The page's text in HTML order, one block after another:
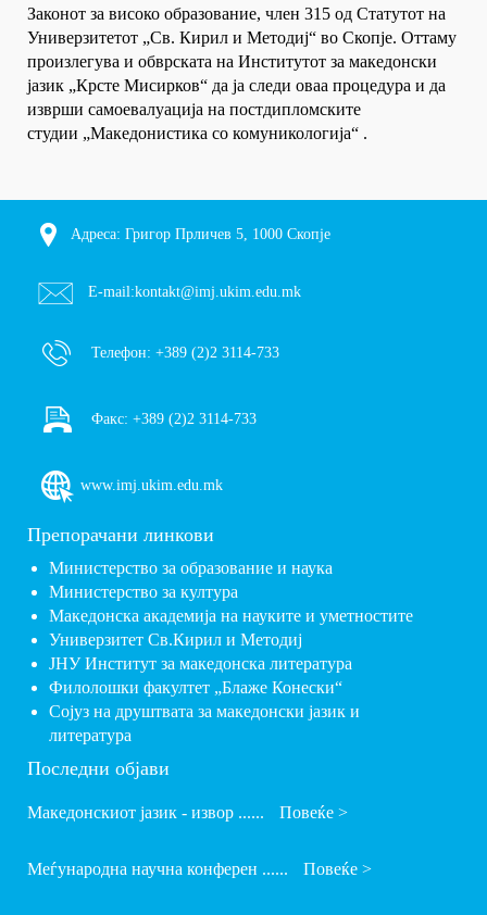
Законот за високо образование, член 315 од Статутот на
Универзитетот „Св. Кирил и Методиј“ во Скопје. Оттаму
произлегува и обврската на Институтот за македонски
јазик „Крсте Мисирков“ да ја следи оваа процедура и да
изврши самоевалуација на постдипломските
студии „Македонистика со комуникологија“ .
Адреса: Григор Прличев 5, 1000 Скопје
E-mail:kontakt@imj.ukim.edu.mk
Телефон: +389 (2)2 3114-733
Факс: +389 (2)2 3114-733
www.imj.ukim.edu.mk
Препорачани линкови
Министерство за образование и наука
Министерство за култура
Македонска академија на науките и уметностите
Универзитет Св.Кирил и Методиј
ЈНУ Институт за македонска литература
Филолошки факултет „Блаже Конески“
Сојуз на друштвата за македонски јазик и
литература
Последни објави
Македонскиот јазик - извор ...... Повеќе >
Меѓународна научна конферен ...... Повеќе >